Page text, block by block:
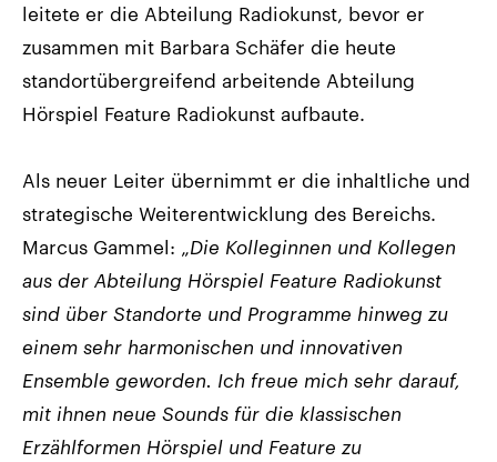
leitete er die Abteilung Radiokunst, bevor er
zusammen mit Barbara Schäfer die heute
standortübergreifend arbeitende Abteilung
Hörspiel Feature Radiokunst aufbaute.
Als neuer Leiter übernimmt er die inhaltliche und
strategische Weiterentwicklung des Bereichs.
Marcus Gammel: „ Die Kolleginnen und Kollegen
aus der Abteilung Hörspiel Feature Radiokunst
sind über Standorte und Programme hinweg zu
einem sehr harmonischen und innovativen
Ensemble geworden. Ich freue mich sehr darauf,
mit ihnen neue Sounds für die klassischen
Erzählformen Hörspiel und Feature zu